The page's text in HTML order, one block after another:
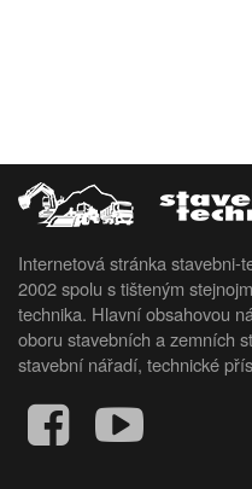
Internetová stránka stavebni-
2002 spolu s tišteným
technika. Hlavní obsahovou
oboru stavebních a zemních
stavební nářadí, technické